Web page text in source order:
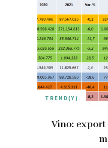
TREND(Y)
Vino: export